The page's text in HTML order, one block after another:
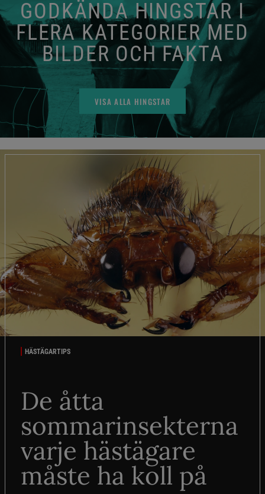
GODKÄNDA HINGSTAR I
FLERA KATEGORIER MED
BILDER OCH FAKTA
VISA ALLA HINGSTAR
HÄSTÄGARTIPS
De åtta
sommarinsekterna
varje hästägare
måste ha koll på